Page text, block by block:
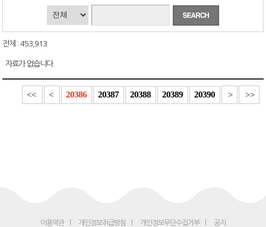
전체 : 453,913
자료가 없습니다.
<< < 20386 20387 20388 20389 20390 > >>
이용약관 개인정보취급방침 개인정보무단수집거부
공지